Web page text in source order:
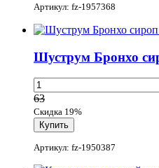
Артикул: fz-1957368
Шуструм Бронхо
63
Скидка 19%
Артикул: fz-1950387